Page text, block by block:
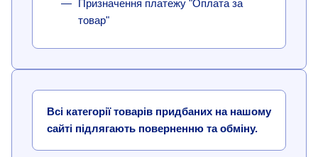
Призначення платежу "Оплата за
товар"
Всі категорії товарів придбаних на нашому
сайті підлягають поверненню та обміну.